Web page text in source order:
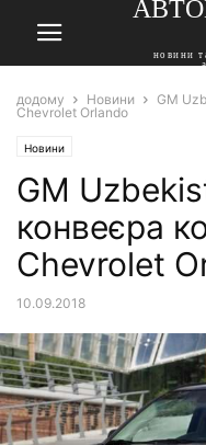
новини
додому Новини
GM
Chevrolet Orlando
Новини
GM
конвеєра
Chevrolet
10.09.2018